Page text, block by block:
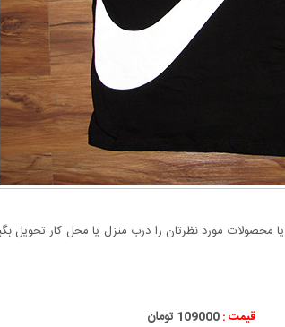
مورد نظرتان را درب منزل یا محل کار تحویل
قیمت :109000 تومان